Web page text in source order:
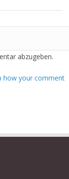
abzugeben.
how your comment